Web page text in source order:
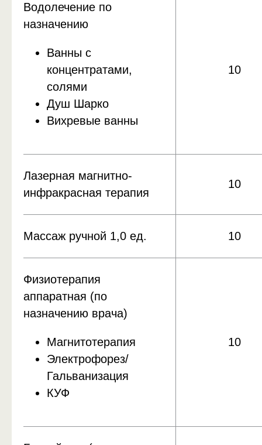
Водолечение по
назначению
Ванны с
концентратами,
солями
Душ Шарко
Вихревые ванны
10
Лазерная магнитно-
инфракрасная терапия
10
Массаж ручной 1,0 ед. 10
Физиотерапия
аппаратная (по
назначению врача)
Магнитотерапия
Электрофорез/
Гальванизация
КУФ
10